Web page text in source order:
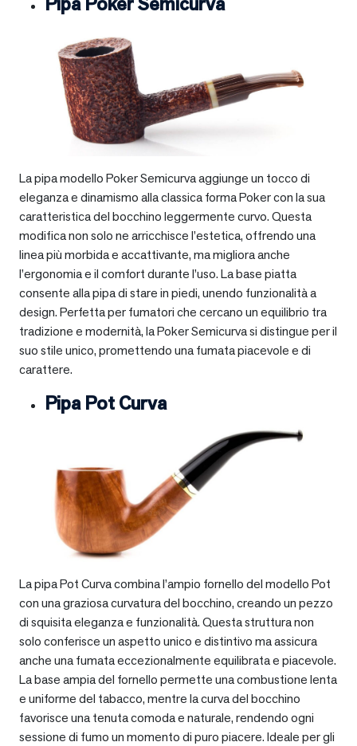
La pipa modello Poker Semicurva aggiunge un tocco di
eleganza e dinamismo alla classica forma Poker con la sua
caratteristica del bocchino leggermente curvo. Questa
modifica non solo ne arricchisce l’estetica, offrendo una
linea più morbida e accattivante, ma migliora anche
l’ergonomia e il comfort durante l’uso. La base piatta
consente alla pipa di stare in piedi, unendo funzionalità a
design. Perfetta per fumatori che cercano un equilibrio tra
tradizione e modernità, la Poker Semicurva si distingue per il
suo stile unico, promettendo una fumata piacevole e di
carattere.
Pipa Pot Curva
La pipa Pot Curva combina l’ampio fornello del modello Pot
con una graziosa curvatura del bocchino, creando un pezzo
di squisita eleganza e funzionalità. Questa struttura non
solo conferisce un aspetto unico e distintivo ma assicura
anche una fumata eccezionalmente equilibrata e piacevole.
La base ampia del fornello permette una combustione lenta
e uniforme del tabacco, mentre la curva del bocchino
favorisce una tenuta comoda e naturale, rendendo ogni
sessione di fumo un momento di puro piacere. Ideale per gli